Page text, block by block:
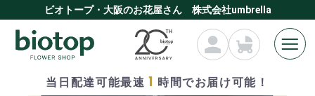
ビオトープ・大阪のお花屋さん 株式会社umbrella
当日配達可能最速 1 時間でお届け可能！